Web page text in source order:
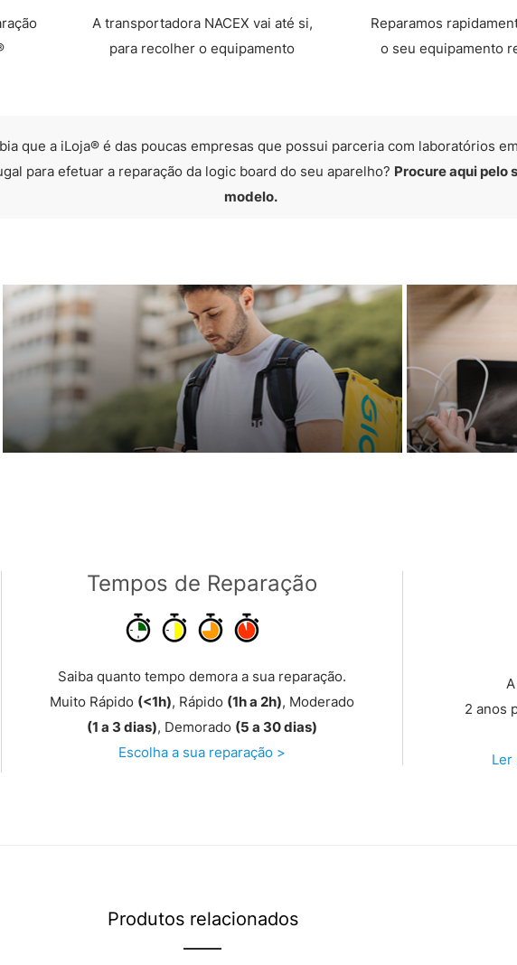
A transportadora NACEX vai até si,
para recolher o equipamento
Reparamos
o seu equipamento
que a iLoja® é das poucas empresas que possui parceria com laboratórios em
para efetuar a reparação da logic board do seu aparelho? Procure aqui pelo
modelo.
Tempos de Reparação
Saiba quanto tempo demora a sua reparação.
Muito Rápido (<1h), Rápido (1h a 2h), Moderado
(1 a 3 dias), Demorado (5 a 30 dias)
Escolha a sua reparação >
2 anos
Ler
Produtos relacionados